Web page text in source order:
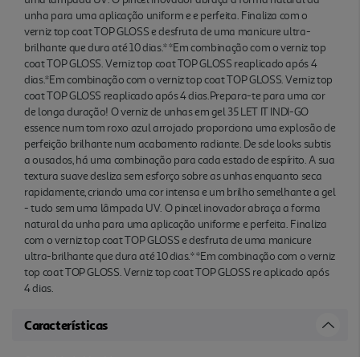
aplicação uniforme e perfeita. Finaliza com o verniz
top coat TOP GLOSS e desfruta de uma manicure
ultra-brilhante que dura até 10 dias.* *Em
combinação com o verniz top coat TOP GLOSS.
Verniz top coat TOP GLOSS re aplicado após 4 dias.
unha para uma aplicação uniform e e perfeita. Finaliza com o
verniz top coat TOP GLOSS e desfruta de uma manicure ultra-
brilhante que dura até 10 dias.* *Em combinação com o verniz top
coat TOP GLOSS. Verniz top coat TOP GLOSS reaplicado após 4
dias.*Em combinação com o verniz top coat TOP GLOSS. Verniz top
coat TOP GLOSS reaplicado após 4 dias.Prepara-te para uma cor
de longa duração! O verniz de unhas em gel 35 LET IT INDI-GO
essence num tom roxo azul arrojado proporciona uma explosão de
perfeição brilhante num acabamento radiante. De sde looks subtis
a ousados, há uma combinação para cada estado de espírito. A sua
textura suave desliza sem esforço sobre as unhas enquanto seca
rapidamente, criando uma cor intensa e um brilho semelhante a gel
- tudo sem uma lâmpada UV. O pincel inovador abraça a forma
natural da unha para uma aplicação uniforme e perfeita. Finaliza
com o verniz top coat TOP GLOSS e desfruta de uma manicure
ultra-brilhante que dura até 10 dias.* *Em combinação com o verniz
top coat TOP GLOSS. Verniz top coat TOP GLOSS re aplicado após
4 dias.
Características